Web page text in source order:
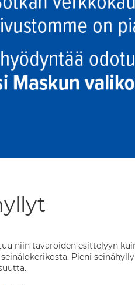
niin tavaroiden esittelyyn
Pieni